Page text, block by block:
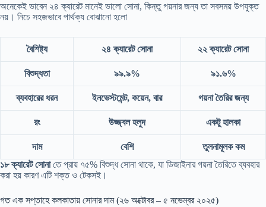
অনেকেই ভাবেন ২৪ ক্যারেট মানেই ভালো সোনা, কিন্তু গয়নার জন্য তা সবসময় উপযুক্ত
নয়। নিচে সহজভাবে পার্থক্য বোঝানো হলো
বৈশিষ্ট্য ২৪ ক্যারেট সোনা ২২ ক্যারেট সোনা
বিশুদ্ধতা ৯৯.৯% ৯১.৬%
ব্যবহারের ধরন ইনভেস্টমেন্ট, কয়েন, বার গয়না তৈরির জন্য
রং উজ্জ্বল হলুদ একটু হালকা
দাম বেশি
তুলনামূলক কম
১৮ ক্যারেট সোনাতে প্রায় ৭৫% বিশুদ্ধ সোনা থাকে, যা ডিজাইনার গয়না তৈরিতে ব্যবহার
করা হয় কারণ এটি শক্ত ও টেকসই।
গত এক সপ্তাহে কলকাতায় সোনার দাম (২৬ অক্টোবর – ৫ নভেম্বর ২০২৫)